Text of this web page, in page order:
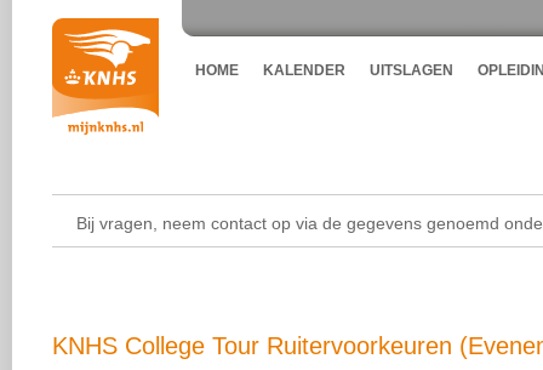
HOME KALENDER UITSLAGEN
Bij vragen, neem contact op via de gegevens genoemd
KNHS College Tour Ruitervoorkeuren